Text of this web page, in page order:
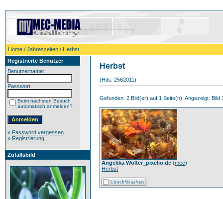
Home / Jahreszeiten / Herbst
Registrierte Benutzer
Benutzername:
Passwort:
Beim nächsten Besuch
automatisch anmelden?
» Password vergessen
» Registrierung
Zufallsbild
Herbst
(Hits: 2562011)
Gefunden: 2 Bild(er) auf 1 Seite(n). Angezeigt: Bild
Angelika Wolter_pixelio.de (mec)
Herbst